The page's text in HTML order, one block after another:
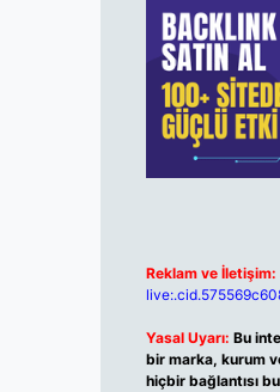
Reklam ve İletişim:
Yasal Uyarı: Bu
bir marka, kurum
hiçbir bağlantısı